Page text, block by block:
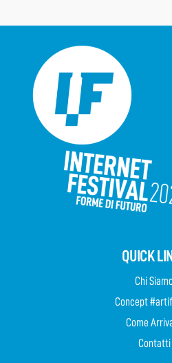
QUICK
Chi Siamo
Concept
Come
Contatti